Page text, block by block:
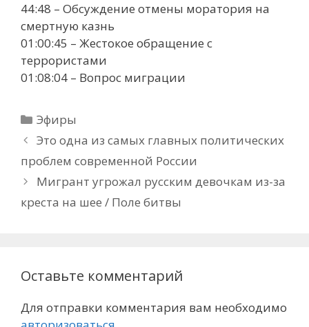
44:48 – Обсуждение отмены моратория на
смертную казнь
01:00:45 – Жестокое обращение с
террористами
01:08:04 – Вопрос миграции
Рубрики
Эфиры
Это одна из самых главных политических
проблем современной России
Мигрант угрожал русским девочкам из-за
креста на шее / Поле битвы
Оставьте комментарий
Для отправки комментария вам необходимо